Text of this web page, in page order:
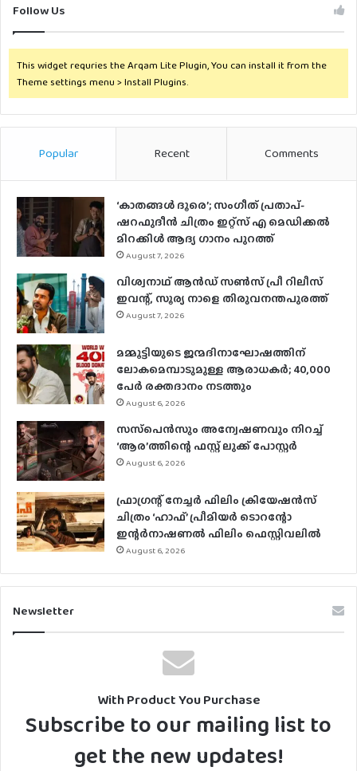
Follow Us
This widget requries the Arqam Lite Plugin, You can install it from the
Theme settings menu > Install Plugins.
Popular Recent Comments
‘കാതങ്ങൾ ദൂരെ’; സംഗീത് പ്രതാപ്-
ഷറഫുദീൻ ചിത്രം ഇറ്റ്സ് എ മെഡിക്കൽ
മിറക്കിൾ ആദ്യ ഗാനം പുറത്ത്
August 7, 2026
വിശ്വനാഥ് ആന്‍ഡ് സണ്‍സ് പ്രീ റിലീസ്
ഇവന്റ്, സൂര്യ നാളെ തിരുവനന്തപുരത്ത്
August 7, 2026
മമ്മൂട്ടിയുടെ ജന്മദിനാഘോഷത്തിന്
ലോകമെമ്പാടുമുള്ള ആരാധകര്‍; 40,000
പേര്‍ രക്തദാനം നടത്തും
August 6, 2026
സസ്‌പെന്‍സും അന്വേഷണവും നിറച്ച്
‘ആര’ത്തിന്റെ ഫസ്റ്റ് ലുക്ക് പോസ്റ്റര്‍
August 6, 2026
ഫ്രാഗ്രന്റ് നേച്ചര്‍ ഫിലിം ക്രിയേഷന്‍സ്
ചിത്രം ‘ഹാഫ്’ പ്രീമിയര്‍ ടൊറന്റോ
ഇന്റര്‍നാഷണല്‍ ഫിലിം ഫെസ്റ്റിവലില്‍
August 6, 2026
Newsletter
With Product You Purchase
Subscribe to our mailing list to
get the new updates!